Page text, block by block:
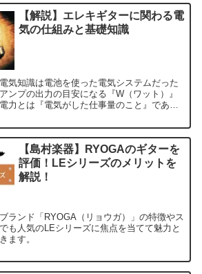
【解説】エレキギターに関わる電
気の仕組みと基礎知識
気知識は電池を使った電気システムだった
ンプの出力の目安になる『W（ワット）』
力とは『電気がした仕事量のこと』であ
す。
【島村楽器】RYOGAのギターを
評価！LEシリーズのメリットを
解説！
ランド「RYOGA（リョウガ）」の特徴やス
も人気のLEシリーズに焦点を当てて魅力と
ます。